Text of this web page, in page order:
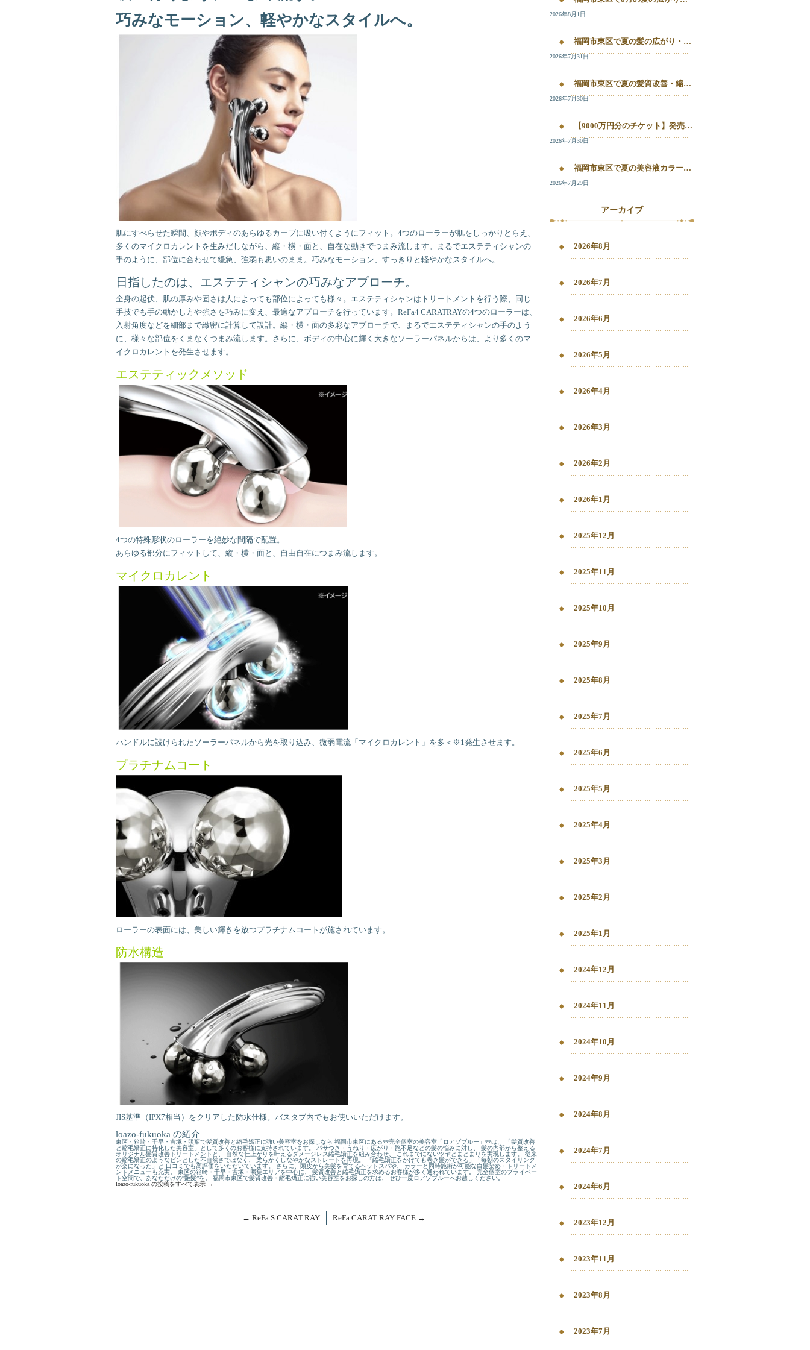
巧みなモーション、軽やかなスタイルへ。
肌にすべらせた瞬間、顔やボディのあらゆるカーブに吸い付くようにフィット。4つのローラーが肌をしっかりとらえ、
多くのマイクロカレントを生みだしながら、縦・横・面と、自在な動きでつまみ流します。まるでエステティシャンの
手のように、部位に合わせて緩急、強弱も思いのまま。巧みなモーション、すっきりと軽やかなスタイルへ。
日指したのは、エステティシャンの巧みなアプローチ。
全身の起伏、肌の厚みや固さは人によっても部位によっても様々。エステティシャンはトリートメントを行う際、同じ
手技でも手の動かし方や強さを巧みに変え、最適なアプローチを行っています。ReFa4 CARATRAYの4つのローラーは、
入射角度などを細部まで緻密に計算して設計。縦・横・面の多彩なアプローチで、まるでエステティシャンの手のよう
に、様々な部位をくまなくつまみ流します。さらに、ボディの中心に輝く大きなソーラーパネルからは、より多くのマ
イクロカレントを発生させます。
エステティックメソッド
4つの特殊形状のローラーを絶妙な間隔で配置。
あらゆる部分にフィットして、縦・横・面と、自由自在につまみ流します。
マイクロカレント
ハンドルに設けられたソーラーパネルから光を取り込み、微弱電流「マイクロカレント」を多＜※1発生させます。
プラチナムコート
ローラーの表面には、美しい輝きを放つプラチナムコートが施されています。
防水構造
JIS基準（IPX7相当）をクリアした防水仕様。バスタブ内でもお使いいただけます。
loazo-fukuoka の紹介
東区・箱崎・千早・吉塚・照葉で髪質改善と縮毛矯正に強い美容室をお探しなら 福岡市東区にある**完全個室の美容室「ロアゾブルー」**は、 「髪質改善
と縮毛矯正に特化した美容室」として多くのお客様に支持されています。 パサつき・うねり・広がり・艶不足などの髪の悩みに対し、 髪の内部から整える
オリジナル髪質改善トリートメントと、 自然な仕上がりを叶えるダメージレス縮毛矯正を組み合わせ、 これまでにないツヤとまとまりを実現します。 従来
の縮毛矯正のようなピンとした不自然さではなく、 柔らかくしなやかなストレートを再現。 「縮毛矯正をかけても巻き髪ができる」「毎朝のスタイリング
が楽になった」と 口コミでも高評価をいただいています。 さらに、頭皮から美髪を育てるヘッドスパや、 カラーと同時施術が可能な白髪染め・トリートメ
ントメニューも充実。 東区の箱崎・千早・吉塚・照葉エリアを中心に、 髪質改善と縮毛矯正を求めるお客様が多く通われています。 完全個室のプライベー
ト空間で、あなただけの“艶髪”を。 福岡市東区で髪質改善・縮毛矯正に強い美容室をお探しの方は、 ぜひ一度ロアゾブルーへお越しください。
loazo-fukuoka の投稿をすべて表示 →
← ReFa S CARAT RAY ReFa CARAT RAY FACE →
2026年8月1日
福岡市東区で夏の髪の広がり・白髪染め・美容液カラーを相談したい方へ｜箱崎・千早のL’oiseau Bleu
2026年7月31日
福岡市東区で夏の髪質改善・縮毛矯正・美容液カラーを相談したい方へ｜箱崎・千早の全席個室美容室ロアゾブルー
2026年7月30日
【9000万円分のチケット】発売開始！！20%OFFで施術が受けられます！
2026年7月30日
福岡市東区で夏の美容液カラー・白髪染め・髪質改善縮毛矯正を相談したい方へ
2026年7月29日
アーカイブ
2026年8月
2026年7月
2026年6月
2026年5月
2026年4月
2026年3月
2026年2月
2026年1月
2025年12月
2025年11月
2025年10月
2025年9月
2025年8月
2025年7月
2025年6月
2025年5月
2025年4月
2025年3月
2025年2月
2025年1月
2024年12月
2024年11月
2024年10月
2024年9月
2024年8月
2024年7月
2024年6月
2023年12月
2023年11月
2023年8月
2023年7月